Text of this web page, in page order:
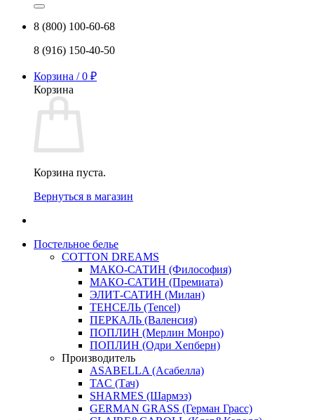
8 (800) 100-60-68
8 (916) 150-40-50
Корзина /0 ₽
Корзина
Корзина пуста.
Вернуться в магазин
Постельное белье
COTTON DREAMS
МАКО-САТИН (Философия)
МАКО-САТИН (Премиата)
ЭЛИТ-САТИН (Милан)
ТЕНСЕЛЬ (Tencel)
ПЕРКАЛЬ (Валенсия)
ПОПЛИН (Мерлин Монро)
ПОПЛИН (Одри Хепберн)
Производитель
ASABELLA (Асабелла)
TAC (Тач)
SHARMES (Шармэз)
GERMAN GRASS (Герман Грасс)